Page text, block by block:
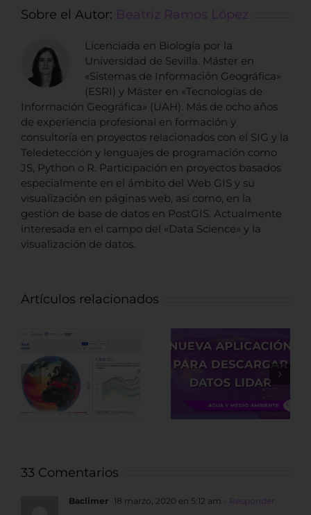
Sobre el Autor: Beatriz Ramos López
Licenciada en Biología por la
Universidad de Sevilla. Máster en
«Sistemas de Información Geográfica»
(ESRI) y Máster en «Tecnologías de
Información Geográfica» (UAH). Más de ocho años
de experiencia profesional en formación y
consultoría en proyectos relacionados con el SIG y la
Teledetección y lenguajes de programación como
JS, Python o R. Participación en proyectos basados
especialmente en el ámbito del Web GIS y su
visualización en páginas web, así como, en la
gestión de base de datos en PostGIS. Actualmente
interesada en el campo del «Data Science» y la
visualización de datos.
Artículos relacionados
Nueva
aplicación para
descargar
datos LiDAR
Fuentes de
datos LiDAR de
Arqueológicos
33 Comentarios
Baclimer 18 marzo, 2020 en 5:12 am - Responder